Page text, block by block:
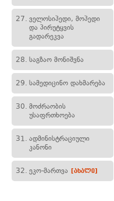
27. ველოსიპედი, მოპედი
და პირუტყვის
გადარეკვა
28. საგზაო მონიშვნა
29. სამედიცინო დახმარება
30. მოძრაობის
უსაფრთხოება
31. ადმინისტრაციული
კანონი
32. ეკო-მართვა [ახალი]